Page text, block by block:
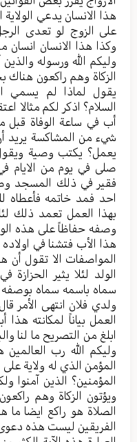
هذا الانسان يدعي
على الزوج لو تعدى
وكذا هذا الانسان انسان
وليكم الله ورسوله
الزكاة وهم راكعون
يقول لماذا لم يسمي
السلام؟ اذكر لكم مثالا
أب في ساعة الوفاة قبل
شيء من المشاكسة يريد
يعمل؟ يكتب وصية
صلى في يوم من الايام
فقير في ذلك المسجد
احد فمد خاتمه فأعطاه
بهذا العمل تعمد ذلك
وصفه حفاظاً على هذه
هذا الأب فتشنا في
المواصفات الا تقول أن
الولد لئلا يثير
سماه باسمه سماه بوصفه
ولدي فلان انتهى الأمر
العمل بياناً لمكانته هذا
ابلغ من التصريح ما لنا
وليكم الله رب
المؤمن الذي له ولاية
المؤمنين؟ الذين آمنوا
ويؤتون الزكاة وهم
الصلاة هو راكع ايضا
الفريقين ليست هذه دعوى